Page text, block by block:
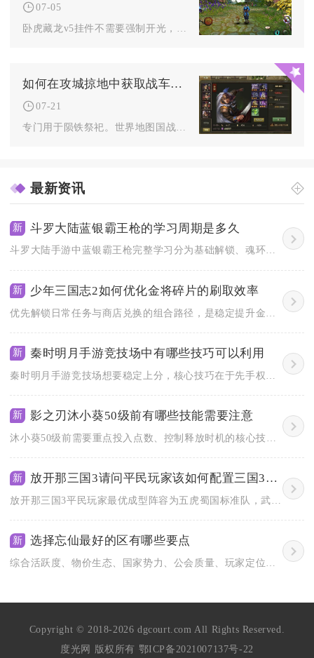
07-05
如何在攻城掠地中获取战车陨铁
07-21
最新资讯
新 斗罗大陆蓝银霸王枪的学习周期是多久
斗罗大陆手游中蓝银霸王枪完整学习分为基础解锁、魂环炼化、技能...
新 少年三国志2如何优化金将碎片的刷取效率
新 秦时明月手游竞技场中有哪些技巧可以利用
新 影之刃沐小葵50级前有哪些技能需要注意
新 放开那三国3请问平民玩家该如何配置三国3中的最强武将阵容
新 选择忘仙最好的区有哪些要点
Copyright © 2018-2026 dgcourt.com All Rights Reserved.
度光网 版权所有 鄂ICP备2021007137号-22